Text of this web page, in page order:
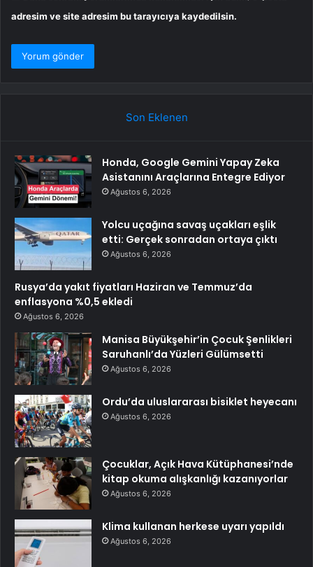
adresim ve site adresim bu tarayıcıya kaydedilsin.
Son Eklenen
Honda, Google Gemini Yapay Zeka
Asistanını Araçlarına Entegre Ediyor
Ağustos 6, 2026
Yolcu uçağına savaş uçakları eşlik
etti: Gerçek sonradan ortaya çıktı
Ağustos 6, 2026
Rusya’da yakıt fiyatları Haziran ve Temmuz’da
enflasyona %0,5 ekledi
Ağustos 6, 2026
Manisa Büyükşehir’in Çocuk Şenlikleri
Saruhanlı’da Yüzleri Gülümsetti
Ağustos 6, 2026
Ordu’da uluslararası bisiklet heyecanı
Ağustos 6, 2026
Çocuklar, Açık Hava Kütüphanesi’nde
kitap okuma alışkanlığı kazanıyorlar
Ağustos 6, 2026
Klima kullanan herkese uyarı yapıldı
Ağustos 6, 2026